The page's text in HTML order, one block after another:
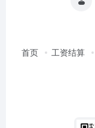
首页 工资结算